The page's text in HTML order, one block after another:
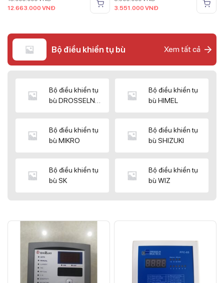
12.663.000 VNĐ
3.551.000 VNĐ
Bộ điều khiển tụ bù Xem tất cả
Bộ điều khiển tụ
bù DROSSELN
Bộ điều khiển tụ
bù HIMEL
Bộ điều khiển tụ
bù MIKRO
Bộ điều khiển tụ
bù SHIZUKI
Bộ điều khiển tụ
bù SK
Bộ điều khiển tụ
bù WIZ